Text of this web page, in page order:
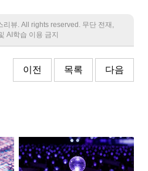
뷰. All rights reserved. 무단 전재,
AI학습 이용 금지
이전 목록 다음